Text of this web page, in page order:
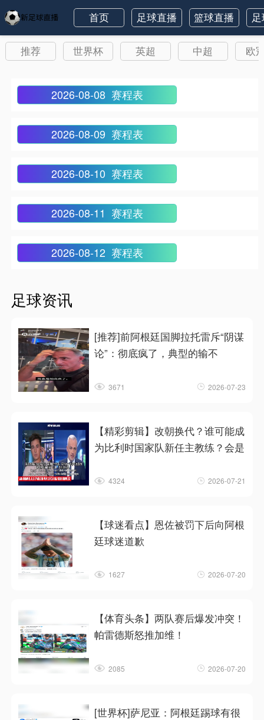
首页 足球直播 篮球直播
推荐 世界杯 英超 中超 欧
2026-08-08 赛程表
2026-08-09 赛程表
2026-08-10 赛程表
2026-08-11 赛程表
2026-08-12 赛程表
足球资讯
[推荐]前阿根廷国脚拉托雷斥“阴谋
论”：彻底疯了，典型的输不
3671 2026-07-23
【精彩剪辑】改朝换代？谁可能成
为比利时国家队新任主教练？会是
4324 2026-07-21
【球迷看点】恩佐被罚下后向阿根
廷球迷道歉
1627 2026-07-20
【体育头条】两队赛后爆发冲突！
帕雷德斯怒推加维！
2085 2026-07-20
[世界杯]萨尼亚：阿根廷踢球有很